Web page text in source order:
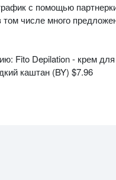
с помощью
числе много
Fito Depilation - крем
каштан (BY) $7.96